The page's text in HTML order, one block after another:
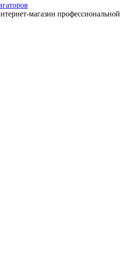
магазин профессиональной